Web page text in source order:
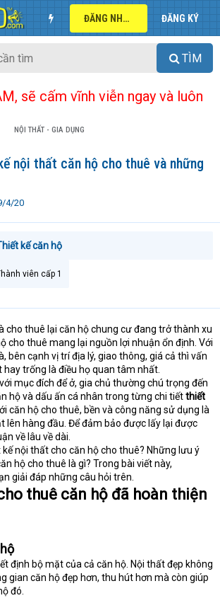
ĐĂNG NHẬP ĐĂNG KÝ
TÌM
sẽ cấm vĩnh viễn ngay và luôn
NỘI THẤT - GIA DỤNG
nội thất căn hộ cho thuê và những
4/20
kế căn hộ
viên cấp 1
cho thuê lại căn hộ chung cư đang trở thành xu
cho thuê mang lại nguồn lợi nhuận ổn định. Với
bên cạnh vị trí địa lý, giao thông, giá cả thì vấn
hay trống là điều họ quan tâm nhất.
mục đích để ở, gia chủ thường chú trọng đến
hộ và dấu ấn cá nhân trong từng chi tiếtthiết
căn hộ cho thuê, bền và công năng sử dụng là
lên hàng đầu. Để đảm bảo được lấy lại được
về lâu về dài.
nội thất cho căn hộ cho thuê? Những lưu ý
hộ cho thuê là gì? Trong bài viết này,
giải đáp những câu hỏi trên.
thuê căn hộ đã hoàn thiện
định bộ mặt của cả căn hộ. Nội thất đẹp không
gian căn hộ đẹp hơn, thu hút hơn mà còn giúp
đó.